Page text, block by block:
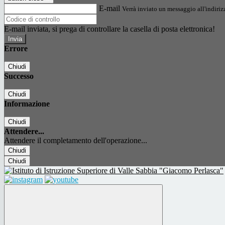
E-mail Verrà inviato un messaggio
E-mail inviata, si prega di controllare la casella di posta elettronica!
Errore
Chiudi
Successo
Chiudi
Informazione
Chiudi
Attendere...
Attendere il completamento dell'operazione...
Chiudi
Chiudi